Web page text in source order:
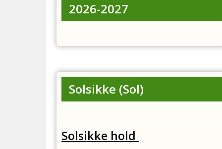
2026-2027
Solsikke (Sol)
Solsikke hold